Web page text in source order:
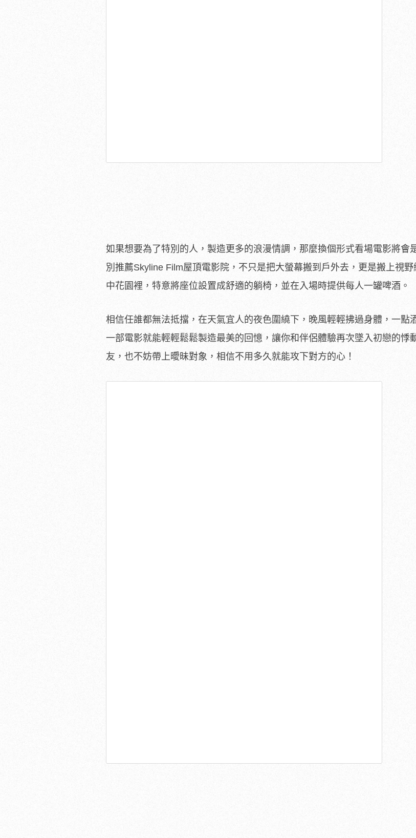
如果想要為了特別的人，製造更多的浪漫情調，那麼換個形式看場電影將會
別推薦Skyline Film屋頂電影院，不只是把大螢幕搬到戶外去，更是搬上視
中花園裡，特意將座位設置成舒適的躺椅，並在入場時提供每人一罐啤酒。
相信任誰都無法抵擋，在天氣宜人的夜色圍繞下，晚風輕輕拂過身體，一點
一部電影就能輕輕鬆鬆製造最美的回憶，讓你和伴侶體驗再次墜入初戀的悸
友，也不妨帶上曖昧對象，相信不用多久就能攻下對方的心！